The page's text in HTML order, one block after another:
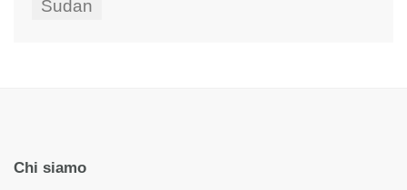
Sudan
Chi siamo